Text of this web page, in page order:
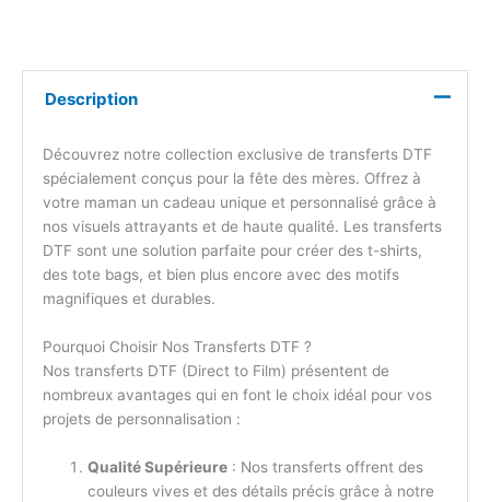
Description
Découvrez notre collection exclusive de transferts DTF
spécialement conçus pour la fête des mères. Offrez à
votre maman un cadeau unique et personnalisé grâce à
nos visuels attrayants et de haute qualité. Les transferts
DTF sont une solution parfaite pour créer des t-shirts,
des tote bags, et bien plus encore avec des motifs
magnifiques et durables.
Pourquoi Choisir Nos Transferts DTF ?
Nos transferts DTF (Direct to Film) présentent de
nombreux avantages qui en font le choix idéal pour vos
projets de personnalisation :
Qualité Supérieure: Nos transferts offrent des
couleurs vives et des détails précis grâce à notre